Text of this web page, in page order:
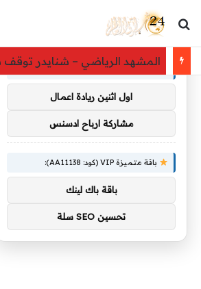
بحث عن
المشهد الرياضي – شنايدر توقف
توصيات :
باقة متميزة VIP (كود: AA38045):
اول اثنين ريادة اعمال
مشاركة ارباح ادسنس
باقة متميزة VIP (كود: AA11138):
باقة باك لينك
تحسين SEO سلة